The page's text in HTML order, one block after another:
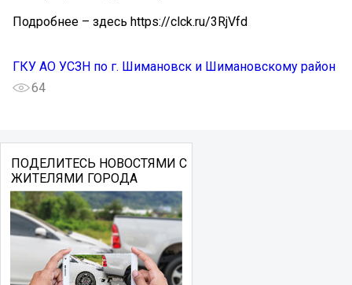
Подробнее – здесь https://clck.ru/3RjVfd
ГКУ АО УСЗН по г. Шимановск и Шимановскому район
64
ПОДЕЛИТЕСЬ НОВОСТЯМИ С
ЖИТЕЛЯМИ ГОРОДА